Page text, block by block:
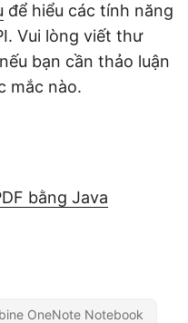
để hiểu các tính năng
Vui lòng viết thư
nếu bạn cần thảo luận
mắc nào.
bằng Java
OneNote Notebook